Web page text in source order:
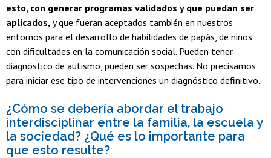
esto, con generar programas validados y que puedan ser
aplicados, y que fueran aceptados también en nuestros
entornos para el desarrollo de habilidades de papás, de niños
con dificultades en la comunicación social. Pueden tener
diagnóstico de autismo, pueden ser sospechas. No precisamos
para iniciar ese tipo de intervenciones un diagnóstico definitivo.
¿Cómo se debería abordar el trabajo
interdisciplinar entre la familia, la escuela y
la sociedad? ¿Qué es lo importante para
que esto resulte?